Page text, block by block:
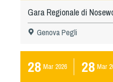
Gara Regionale di
Genova Pegli
28 Mar 2026 28 Mar